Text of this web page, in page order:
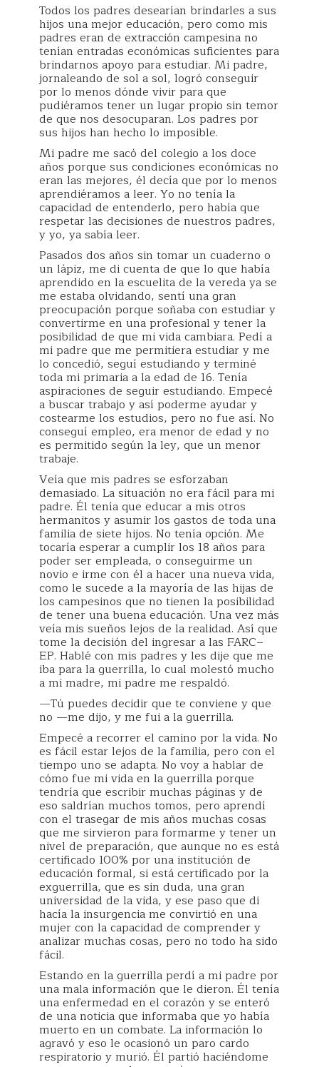
Todos los padres desearían brindarles a sus
hijos una mejor educación, pero como mis
padres eran de extracción campesina no
tenían entradas económicas suficientes para
brindarnos apoyo para estudiar. Mi padre,
jornaleando de sol a sol, logró conseguir
por lo menos dónde vivir para que
pudiéramos tener un lugar propio sin temor
de que nos desocuparan. Los padres por
sus hijos han hecho lo imposible.
Mi padre me sacó del colegio a los doce
años porque sus condiciones económicas no
eran las mejores, él decía que por lo menos
aprendiéramos a leer. Yo no tenía la
capacidad de entenderlo, pero había que
respetar las decisiones de nuestros padres,
y yo, ya sabía leer.
Pasados dos años sin tomar un cuaderno o
un lápiz, me di cuenta de que lo que había
aprendido en la escuelita de la vereda ya se
me estaba olvidando, sentí una gran
preocupación porque soñaba con estudiar y
convertirme en una profesional y tener la
posibilidad de que mi vida cambiara. Pedí a
mi padre que me permitiera estudiar y me
lo concedió, seguí estudiando y terminé
toda mi primaria a la edad de 16. Tenía
aspiraciones de seguir estudiando. Empecé
a buscar trabajo y así poderme ayudar y
costearme los estudios, pero no fue así. No
conseguí empleo, era menor de edad y no
es permitido según la ley, que un menor
trabaje.
Veía que mis padres se esforzaban
demasiado. La situación no era fácil para mi
padre. Él tenía que educar a mis otros
hermanitos y asumir los gastos de toda una
familia de siete hijos. No tenía opción. Me
tocaría esperar a cumplir los 18 años para
poder ser empleada, o conseguirme un
novio e irme con él a hacer una nueva vida,
como le sucede a la mayoría de las hijas de
los campesinos que no tienen la posibilidad
de tener una buena educación. Una vez más
veía mis sueños lejos de la realidad. Así que
tome la decisión del ingresar a las FARC–
EP. Hablé con mis padres y les dije que me
iba para la guerrilla, lo cual molestó mucho
a mi madre, mi padre me respaldó.
—Tú puedes decidir que te conviene y que
no —me dijo, y me fui a la guerrilla.
Empecé a recorrer el camino por la vida. No
es fácil estar lejos de la familia, pero con el
tiempo uno se adapta. No voy a hablar de
cómo fue mi vida en la guerrilla porque
tendría que escribir muchas páginas y de
eso saldrían muchos tomos, pero aprendí
con el trasegar de mis años muchas cosas
que me sirvieron para formarme y tener un
nivel de preparación, que aunque no es está
certificado 100% por una institución de
educación formal, si está certificado por la
exguerrilla, que es sin duda, una gran
universidad de la vida, y ese paso que di
hacía la insurgencia me convirtió en una
mujer con la capacidad de comprender y
analizar muchas cosas, pero no todo ha sido
fácil.
Estando en la guerrilla perdí a mi padre por
una mala información que le dieron. Él tenía
una enfermedad en el corazón y se enteró
de una noticia que informaba que yo había
muerto en un combate. La información lo
agravó y eso le ocasionó un paro cardo
respiratorio y murió. Él partió haciéndome